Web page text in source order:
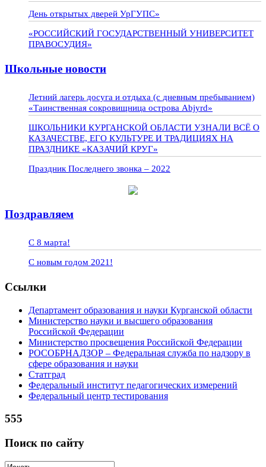
День открытых дверей УрГУПС»
«РОССИЙСКИЙ ГОСУДАРСТВЕННЫЙ УНИВЕРСИТЕТ
ПРАВОСУДИЯ»
Школьные новости
Летний лагерь досуга и отдыха (с дневным пребыванием)
«Таинственная сокровищница острова Abjyrd»
ШКОЛЬНИКИ КУРГАНСКОЙ ОБЛАСТИ УЗНАЛИ ВСЁ О
КАЗАЧЕСТВЕ, ЕГО КУЛЬТУРЕ И ТРАДИЦИЯХ НА
ПРАЗДНИКЕ «КАЗАЧИЙ КРУГ»
Праздник Последнего звонка – 2022
Поздравляем
С 8 марта!
С новым годом 2021!
Ссылки
Департамент образования и науки Курганской области
Министерство науки и высшего образования
Российской Федерации
Министерство просвещения Российской Федерации
РОСОБРНАДЗОР – Федеральная служба по надзору в
сфере образования и науки
Статград
Федеральный институт педагогических измерений
Федеральный центр тестирования
555
Поиск по сайту